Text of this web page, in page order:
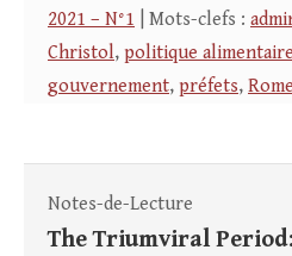
2021 – N°1 | Mots-clefs :
Christol, politique alimentaire
gouvernement, préfets, Rome
Notes-de-Lecture
The Triumviral